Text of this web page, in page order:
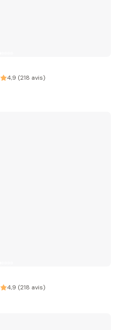
4,9 (218 avis)
4,9 (218 avis)